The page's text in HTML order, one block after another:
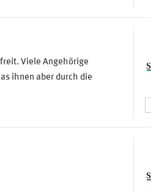
Viele Angehörige
ihnen aber durch die